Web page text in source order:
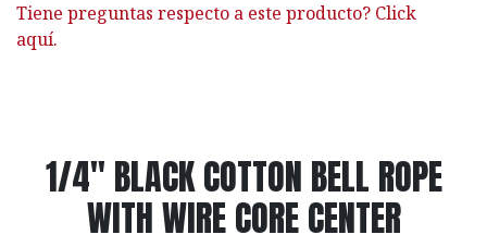
Tiene preguntas respecto a este producto? Click
aquí.
1/4" BLACK COTTON BELL ROPE
WITH WIRE CORE CENTER